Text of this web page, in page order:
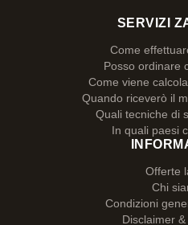
SERVIZI
Come
Posso ordinare
Come viene
Quando riceverò il
Quali tecniche di
In quali paesi
Offerte
Chi
Condizioni
Disclaimer